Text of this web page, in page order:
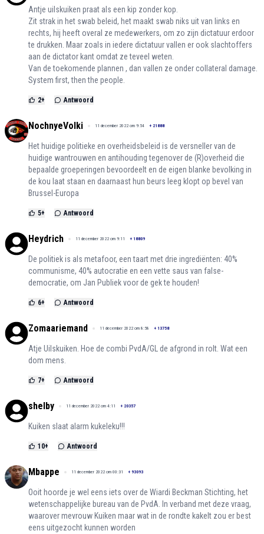
Antje uilskuiken praat als een kip zonder kop.
Zit strak in het swab beleid, het maakt swab niks uit van links en
rechts, hij heeft overal ze medewerkers, om zo zijn dictatuur erdoor
te drukken. Maar zoals in iedere dictatuur vallen er ook slachtoffers
aan de dictator kant omdat ze teveel weten.
Van de toekomende plannen , dan vallen ze onder collateral damage.
System first, then the people.
2+ Antwoord
NochnyeVolki 11 december 2022 om 9:54 + 21888
Het huidige politieke en overheidsbeleid is de versneller van de
huidige wantrouwen en antihouding tegenover de (R)overheid die
bepaalde groeperingen bevoordeelt en de eigen blanke bevolking in
de kou laat staan en daarnaast hun beurs leeg klopt op bevel van
Brussel-Europa
5+ Antwoord
Heydrich 11 december 2022 om 9:11 + 18809
De politiek is als metafoor, een taart met drie ingrediënten: 40%
communisme, 40% autocratie en een vette saus van false-
democratie, om Jan Publiek voor de gek te houden!
6+ Antwoord
Zomaariemand 11 december 2022 om 8:58 + 13758
Atje Uilskuiken. Hoe de combi PvdA/GL de afgrond in rolt. Wat een
dom mens.
7+ Antwoord
shelby 11 december 2022 om 4:11 + 20357
Kuiken slaat alarm kukeleku!!!
10+ Antwoord
Mbappe 11 december 2022 om 00:31 + 93093
Ooit hoorde je wel eens iets over de Wiardi Beckman Stichting, het
wetenschappelijke bureau van de PvdA. In verband met deze vraag,
waarover mevrouw Kuiken maar wat in de rondte kakelt zou er best
eens uitgezocht kunnen worden